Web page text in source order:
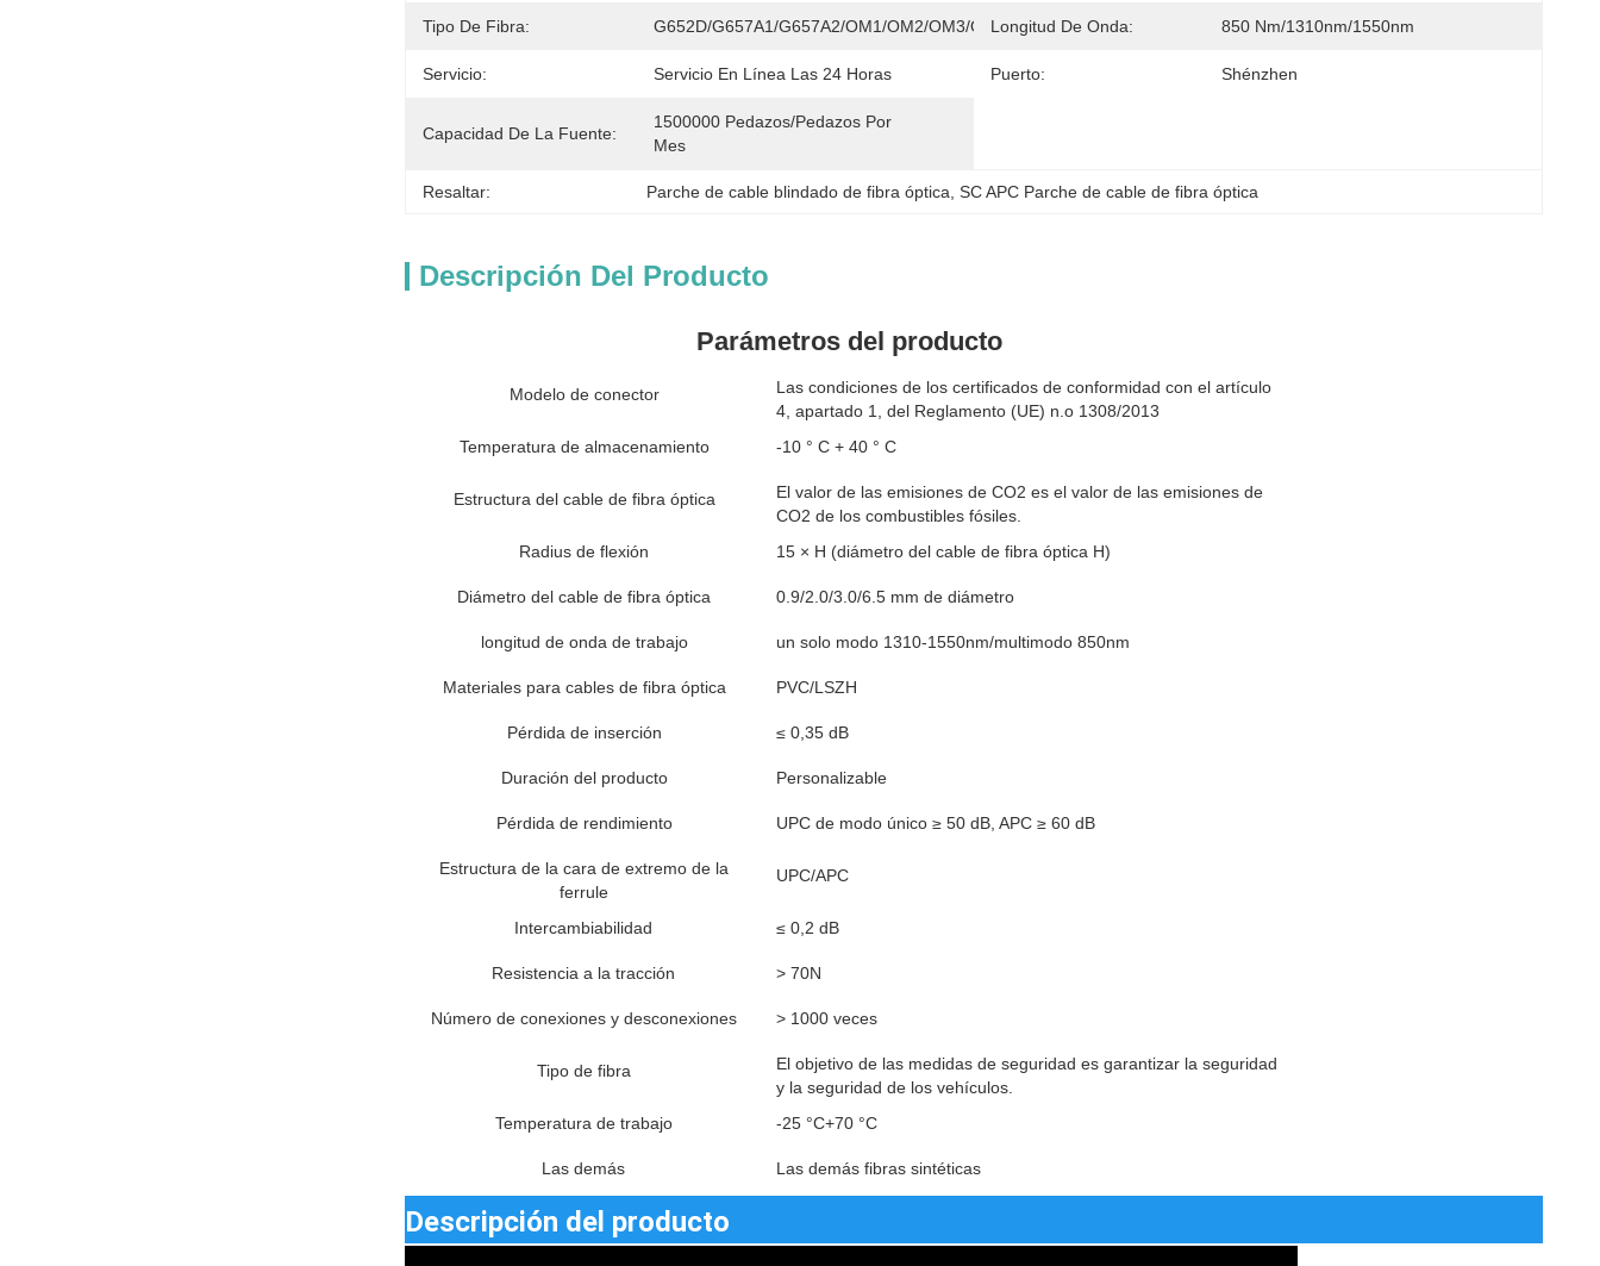
Tipo De Fibra: G652D/G657A1/G657A2/OM1/OM2/OM3/OM4Longitud De Onda: 850 Nm/1310nm/1550nm
Servicio: Servicio En Línea Las 24 Horas Puerto: Shénzhen
Capacidad De La Fuente:
1500000 Pedazos/pedazos Por
Mes
Resaltar: Parche de cable blindado de fibra óptica , SC APC Parche de cable de fibra óptica
Descripción Del Producto
Parámetros del producto
Modelo de conector
Las condiciones de los certificados de conformidad con el artículo
4, apartado 1, del Reglamento (UE) n.o 1308/2013
Temperatura de almacenamiento
-10 ° C + 40 ° C
Estructura del cable de fibra óptica
El valor de las emisiones de CO2 es el valor de las emisiones de
CO2 de los combustibles fósiles.
Radius de flexión
15 × H (diámetro del cable de fibra óptica H)
Diámetro del cable de fibra óptica 0.9/2.0/3.0/6.5 mm de diámetro
longitud de onda de trabajo un solo modo 1310-1550nm/multimodo 850nm
Materiales para cables de fibra óptica PVC/LSZH
Pérdida de inserción ≤ 0,35 dB
Duración del producto Personalizable
Pérdida de rendimiento UPC de modo único ≥ 50 dB, APC ≥ 60 dB
Estructura de la cara de extremo de la
ferrule
UPC/APC
Intercambiabilidad ≤ 0,2 dB
Resistencia a la tracción > 70N
Número de conexiones y desconexiones > 1000 veces
Tipo de fibra
El objetivo de las medidas de seguridad es garantizar la seguridad
y la seguridad de los vehículos.
Temperatura de trabajo
-25 °C+70 °C
Las demás Las demás fibras sintéticas
Descripción del producto